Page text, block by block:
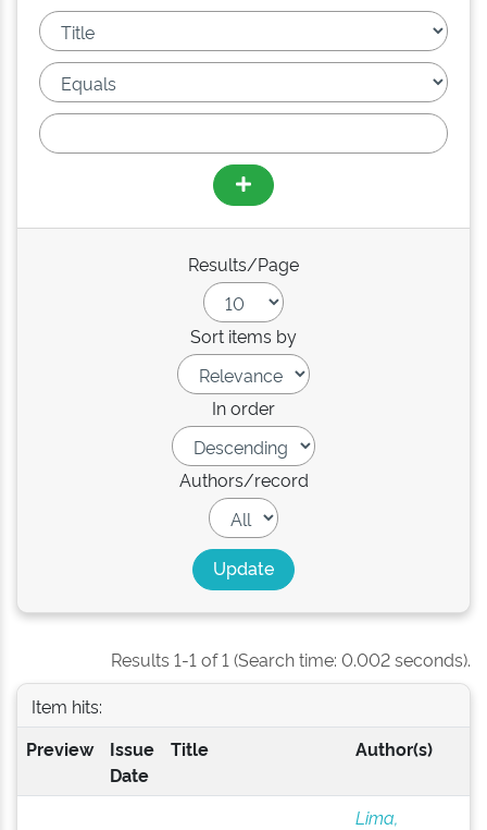
Results/Page
Sort items by
In order
Authors/record
Results 1-1 of 1 (Search time: 0.002 seconds).
Item hits:
Preview
Issue
Date
Title Author(s)
Lima,